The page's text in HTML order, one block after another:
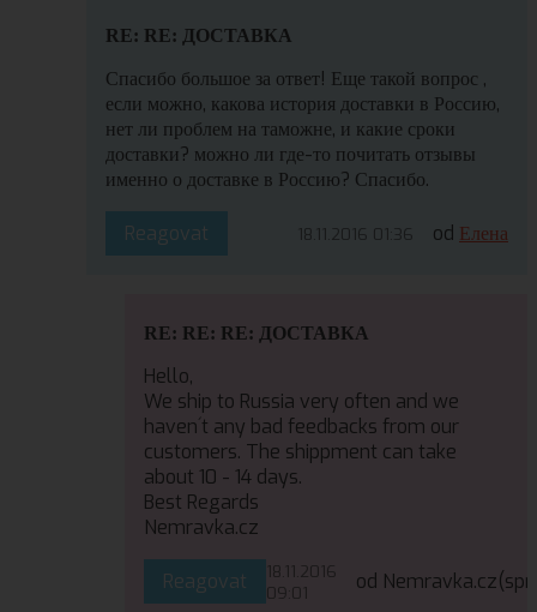
RE: RE: ДОСТАВКА
Спасибо большое за ответ! Еще такой вопрос ,
если можно, какова история доставки в Россию,
нет ли проблем на таможне, и какие сроки
доставки? можно ли где-то почитать отзывы
именно о доставке в Россию? Спасибо.
Reagovat 18.11.2016 01:36 od Елена
RE: RE: RE: ДОСТАВКА
Hello,
We ship to Russia very often and we
haven´t any bad feedbacks from our
customers. The shippment can take
about 10 - 14 days.
Best Regards
Nemravka.cz
Reagovat
18.11.2016
09:01
od Nemravka.cz